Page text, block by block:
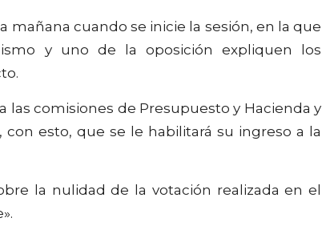
mañana cuando se inicie la sesión, en la que
y uno de la oposición expliquen los
las comisiones de Presupuesto y Hacienda y
esto, que se le habilitará su ingreso a la
la nulidad de la votación realizada en el